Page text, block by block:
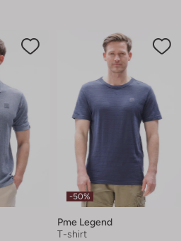
-50%
Pme Legend
T-shirt